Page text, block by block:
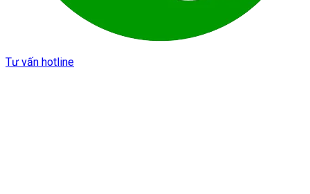
Tư vấn hotline